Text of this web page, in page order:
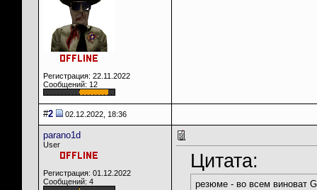
Регистрация: 22.11.2022
Сообщений: 12
#2 02.12.2022, 18:36
parano1d
User
Регистрация: 01.12.2022
Сообщений: 4
Цитата:
резюме - во всем виноват